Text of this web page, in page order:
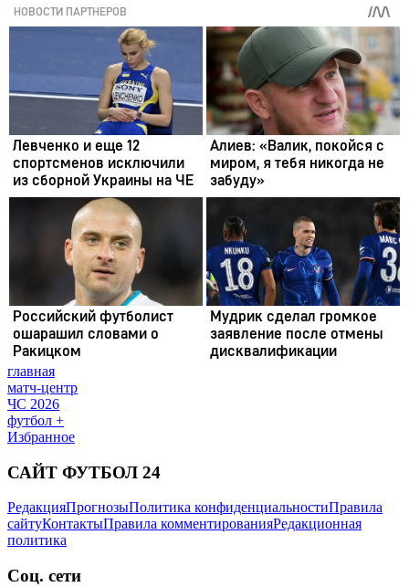
главная
матч-центр
ЧС 2026
футбол +
Избранное
САЙТ ФУТБОЛ 24
РедакцияПрогнозыПолитика конфиденциальностиПравила
сайтуКонтактыПравила комментированияРедакционная
политика
Соц. сети